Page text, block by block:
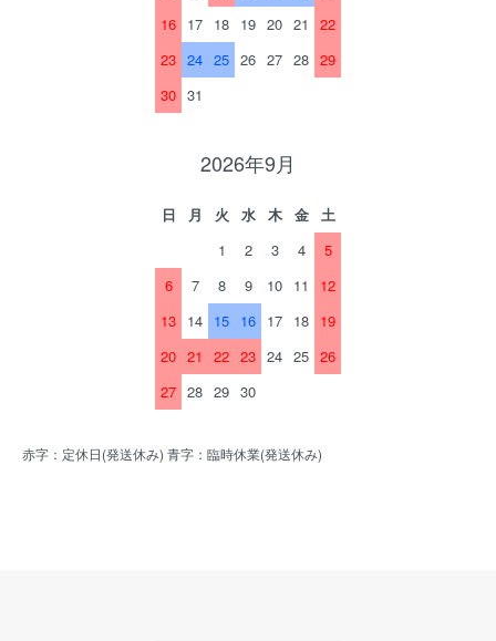
16 17 18 19 20 21
22
23 24 25 26 27 28 29
30 31
2026年9月
日 月 火 水 木 金
土
1
2 3 4
5
6
7 8 9 10 11
12
13 14 15 16 17 18 19
20 21 22 23 24 25 26
27 28 29 30
赤字：定休日(発送休み) 青字：臨時休業(発送休み)